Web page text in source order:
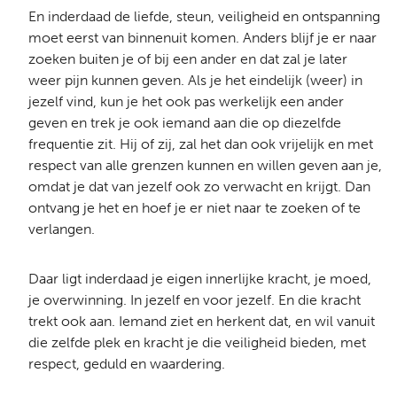
En inderdaad de liefde, steun, veiligheid en ontspanning
moet eerst van binnenuit komen. Anders blijf je er naar
zoeken buiten je of bij een ander en dat zal je later
weer pijn kunnen geven. Als je het eindelijk (weer) in
jezelf vind, kun je het ook pas werkelijk een ander
geven en trek je ook iemand aan die op diezelfde
frequentie zit. Hij of zij, zal het dan ook vrijelijk en met
respect van alle grenzen kunnen en willen geven aan je,
omdat je dat van jezelf ook zo verwacht en krijgt. Dan
ontvang je het en hoef je er niet naar te zoeken of te
verlangen.
Daar ligt inderdaad je eigen innerlijke kracht, je moed,
je overwinning. In jezelf en voor jezelf. En die kracht
trekt ook aan. Iemand ziet en herkent dat, en wil vanuit
die zelfde plek en kracht je die veiligheid bieden, met
respect, geduld en waardering.